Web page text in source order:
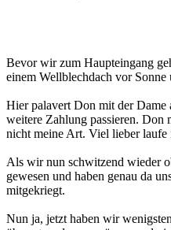
Bevor wir zum Haupteingang
einem Wellblechdach vor
Hier palavert Don mit der Dame
weitere Zahlung passieren. Don
nicht meine Art. Viel lieber
Als wir nun schwitzend wieder
gewesen und haben genau da
mitgekriegt.
Nun ja, jetzt haben wir